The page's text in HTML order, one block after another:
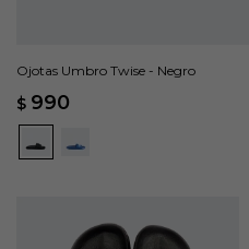
Ojotas Umbro Twise - Negro
$ 990